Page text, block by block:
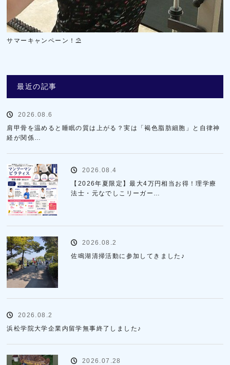
サマーキャンペーン！⛱️
最近の記事
2026.08.6
肩甲骨を温めると睡眠の質は上がる？実は「褐色脂肪細胞」と自律神
経が関係…
2026.08.4
【2026年夏限定】最大4万円相当お得！理学療
法士・元なでしこリーガー…
2026.08.2
佐鳴湖清掃活動に参加してきました♪
2026.08.2
浜松学院大学企業内留学無事終了しました♪
2026.07.28